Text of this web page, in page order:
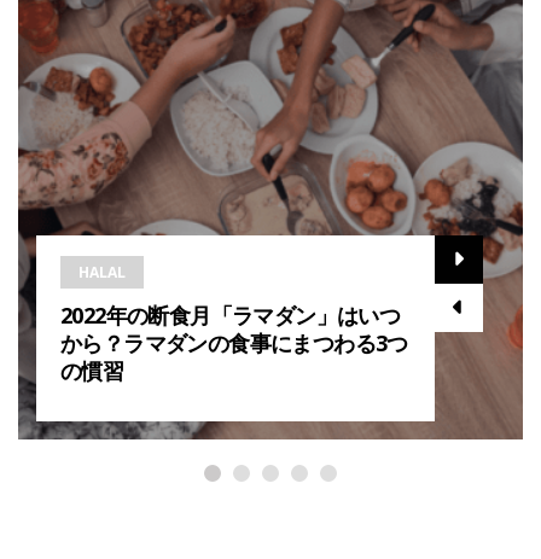
HALAL
2022年の断食月「ラマダン」はいつ
から？ラマダンの食事にまつわる3つ
の慣習